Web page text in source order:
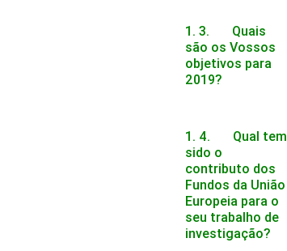
1. 3. Quais
são os Vossos
objetivos para
2019?
1. 4. Qual tem
sido o
contributo dos
Fundos da União
Europeia para o
seu trabalho de
investigação?